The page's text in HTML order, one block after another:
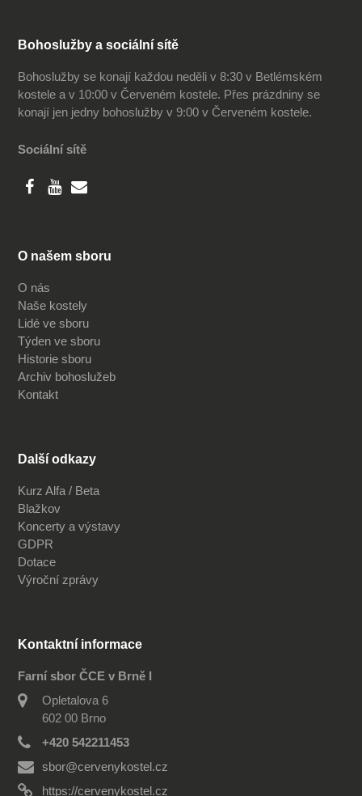
Bohoslužby a sociální sítě
Bohoslužby se konají každou neděli v 8:30 v Betlémském
kostele a v 10:00 v Červeném kostele. Přes prázdniny se
konají jen jedny bohoslužby v 9:00 v Červeném kostele.
Sociální sítě
O našem sboru
O nás
Naše kostely
Lidé ve sboru
Týden ve sboru
Historie sboru
Archiv bohoslužeb
Kontakt
Další odkazy
Kurz Alfa / Beta
Blažkov
Koncerty a výstavy
GDPR
Dotace
Výroční zprávy
Kontaktní informace
Farní sbor ČCE v Brně I
Opletalova 6
602 00 Brno
+420 542211453
sbor@cervenykostel.cz
https://cervenykostel.cz